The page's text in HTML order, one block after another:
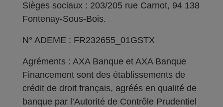
Sièges sociaux : 203/205 rue Carnot, 94 138
Fontenay-Sous-Bois.
N° ADEME : FR232655_01GSTX
Agréments : AXA Banque et AXA Banque
Financement sont des établissements de
crédit de droit français, agréés en qualité de
banque par l’Autorité de Contrôle Prudentiel